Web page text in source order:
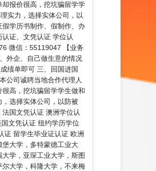
报价很高，挖坑骗留学学
实力，选择实体公司，以
学历书制作、假制作、办
证、文凭认证 学位认
微信：55119047 【业务
外企、自己做生意的情况
绩单即可 三、回国进国
公司诚聘当地合作代理人
高，挖坑骗留学学生做和
选择实体公司，以防被
国文凭认证 澳洲学位认
文凭认证 纽约学历学位
证 留学生毕业证认证 欧洲
大学，多特蒙德工业大
学，亚琛工业大学，斯图
大学，科隆大学，不来梅